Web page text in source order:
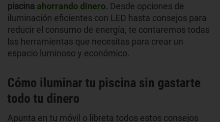
piscina ahorrando dinero. Desde opciones de
iluminación eficientes con LED hasta consejos para
reducir el consumo de energía, te contaremos todas
las herramientas que necesitas para crear un
espacio luminoso y económico.
Cómo iluminar tu piscina sin gastarte
todo tu dinero
Apunta en tu móvil o libreta todos estos consejos